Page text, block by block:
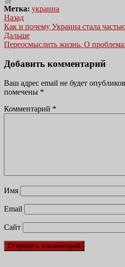
Метка: украина
Навигация
по
записям
Назад
Предыдущая
запись:
Как и почему Украина стала
Дальше
Следующая
Переосмыслить жизнь. О
Добавить комментарий
Ваш адрес email не будет
помечены *
Комментарий *
Имя
Email
Сайт